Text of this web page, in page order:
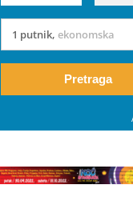
1 putnik, ekonomska
Pretraga